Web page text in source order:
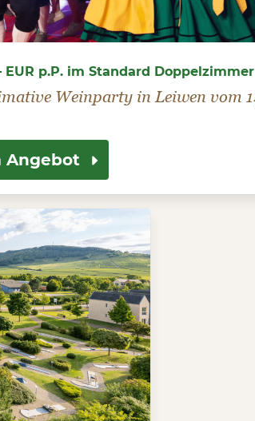
EUR p.P. im Standard Doppelzimmer
Weinparty in Leiwen vom
Angebot